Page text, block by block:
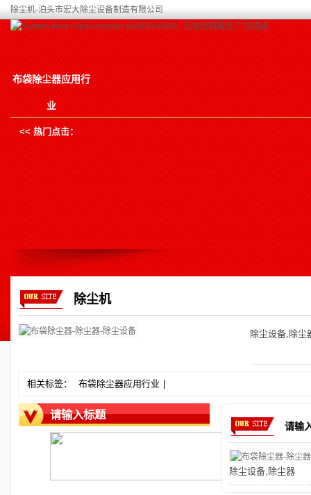
除尘机-泊头市宏大除尘设备制造有限公司
布袋除尘器应用行
业
<< 热门点击：
除尘机
除尘设备, 除尘
相关标签： 布袋除尘器应用行业
请输
除尘设备, 除尘器
请输入标题